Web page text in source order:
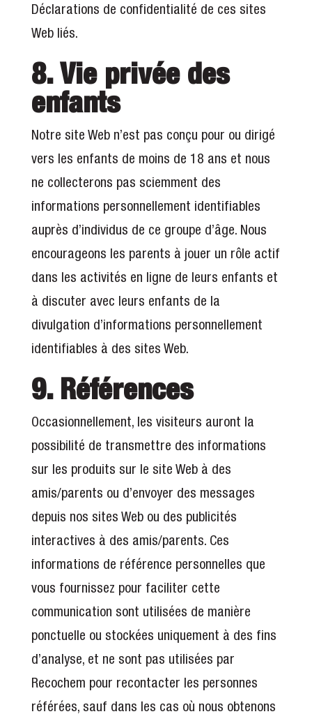
Déclarations de confidentialité de ces sites
Web liés.
8. Vie privée des
enfants
Notre site Web n’est pas conçu pour ou dirigé
vers les enfants de moins de 18 ans et nous
ne collecterons pas sciemment des
informations personnellement identifiables
auprès d’individus de ce groupe d’âge. Nous
encourageons les parents à jouer un rôle actif
dans les activités en ligne de leurs enfants et
à discuter avec leurs enfants de la
divulgation d’informations personnellement
identifiables à des sites Web.
9. Références
Occasionnellement, les visiteurs auront la
possibilité de transmettre des informations
sur les produits sur le site Web à des
amis/parents ou d’envoyer des messages
depuis nos sites Web ou des publicités
interactives à des amis/parents. Ces
informations de référence personnelles que
vous fournissez pour faciliter cette
communication sont utilisées de manière
ponctuelle ou stockées uniquement à des fins
d’analyse, et ne sont pas utilisées par
Recochem pour recontacter les personnes
référées, sauf dans les cas où nous obtenons